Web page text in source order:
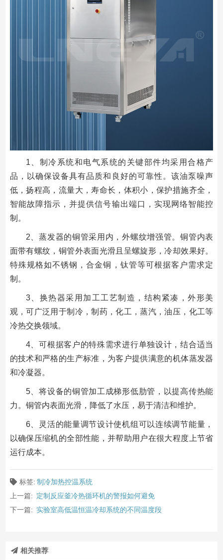
1、制冷系统和电气系统的关键部件均采用合格产
品，以确保设备具有品质和良好的可靠性。该油泵噪声
低，扬程高，流量大，寿命长，体积小，保护措施齐全，
智能故障指示，并提供信号输出端口，实现网络智能控
制。
2、蒸发器的铜管采用内，外螺纹增强管。铜管内表
面带有螺纹，铜管外表面光滑且呈螺旋形，冷却效果好。
特殊规格如不锈钢，合金铜，钛管等可根据客户需求定
制。
3、换热器采用加工工艺制造，结构紧凑，外形美
观，可广泛用于制冷，制药，化工，蒸汽，油压，化工等
冷热交换领域。
4、可根据客户的特殊需求进行单独设计，结合适当
的技术和严格的生产标准，为客户提供满意的机体蒸发器
和冷凝器。
5、将设备的铜管加工成梯形低肋管，以提高传热能
力。铜管内表面光滑，降低了水压，易于清洁和维护。
6、灵活的能量调节设计使机组可以连续调节能量，
以确保压缩机的全部性能，并帮助用户在很大程度上节省
运行成本。
标签: 制冷加热控温系统
上一篇: 定制反应釜冷热循环机的警报如何避免
下一篇: 实验室高低温恒温冷却系统的不同温度段
相关推荐